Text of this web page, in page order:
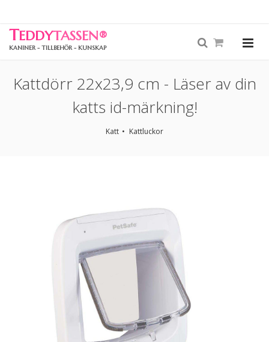
TEDDYTASSEN®
KANINER - TILLBEHÖR - KUNSKAP
Kattdörr 22x23,9 cm - Läser av din
katts id-märkning!
Katt Kattluckor